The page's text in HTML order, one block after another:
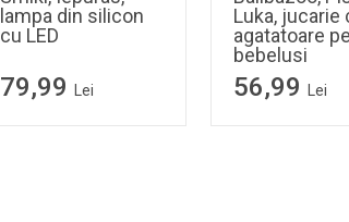
lampa din silicon
cu LED
79,99 Lei
Luka, jucarie
agatatoare
bebelusi
56,99 Lei